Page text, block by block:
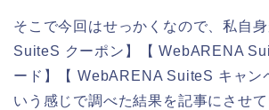
そこで今回はせっかくなので、私自
SuiteS クーポン】【 WebARENA
ード】【 WebARENA SuiteS キャン
いう感じで調べた結果を記事にさせて